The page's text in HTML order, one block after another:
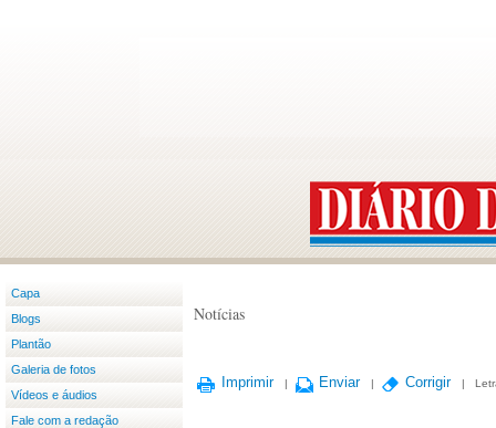
Capa
Blogs
Plantão
Galeria de fotos
Vídeos e áudios
Fale com a redação
Notícias
Imprimir | Enviar | Corrigir |